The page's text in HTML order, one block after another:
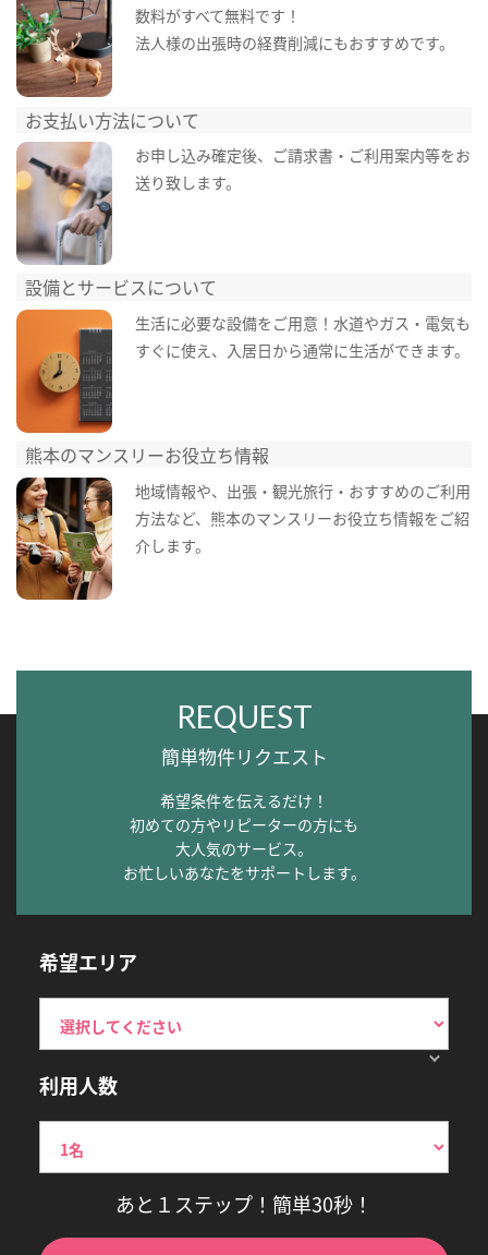
数料がすべて無料です！
法人様の出張時の経費削減にもおすすめです。
お支払い方法について
お申し込み確定後、ご請求書・ご利用案内等をお
送り致します。
設備とサービスについて
生活に必要な設備をご用意！水道やガス・電気も
すぐに使え、入居日から通常に生活ができます。
熊本のマンスリーお役立ち情報
地域情報や、出張・観光旅行・おすすめのご利用
方法など、熊本のマンスリーお役立ち情報をご紹
介します。
REQUEST
簡単物件リクエスト
希望条件を伝えるだけ！
初めての方やリピーターの方にも
大人気のサービス。
お忙しいあなたをサポートします。
希望エリア
利用人数
あと１ステップ！簡単30秒！